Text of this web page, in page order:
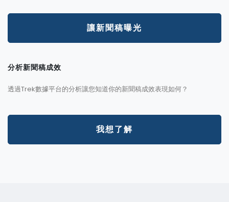
讓新聞稿曝光
分析新聞稿成效
透過Trek數據平台的分析讓您知道你的新聞稿成效表現如何？
我想了解